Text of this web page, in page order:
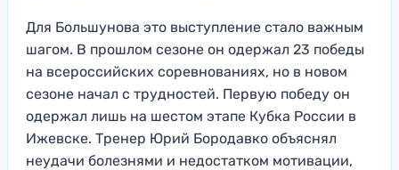
Для Большунова это выступление стало важным
шагом. В прошлом сезоне он одержал 23 победы
на всероссийских соревнованиях, но в новом
сезоне начал с трудностей. Первую победу он
одержал лишь на шестом этапе Кубка России в
Ижевске. Тренер Юрий Бородавко объяснял
неудачи болезнями и недостатком мотивации,